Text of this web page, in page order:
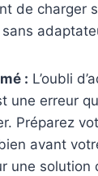
de charger
: L’oubli
une erreur
Préparez
avant
une solution